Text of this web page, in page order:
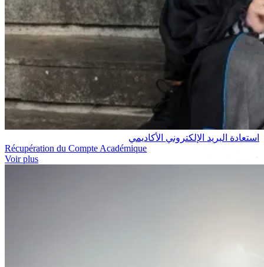
استعادة البريد الإلكتروني الأكاديمي
Récupération du Compte Académique
Voir plus